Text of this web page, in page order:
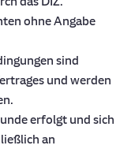
ohne Angabe
sind
und werden
erfolgt und sich
an